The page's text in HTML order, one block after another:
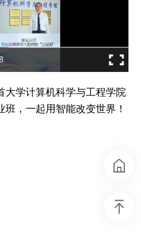
大学计算机科学与工程学院
班，一起用智能改变世界！